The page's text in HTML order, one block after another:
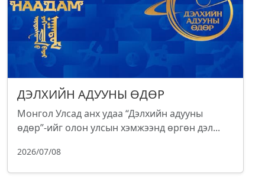
ДЭЛХИЙН АДУУНЫ ӨДӨР
Монгол Улсад анх удаа “Дэлхийн адууны
өдөр”-ийг олон улсын хэмжээнд өргөн дэл...
2026/07/08